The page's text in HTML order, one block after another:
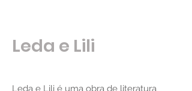
Leda e Lili
Leda e Lili é uma obra de literatura